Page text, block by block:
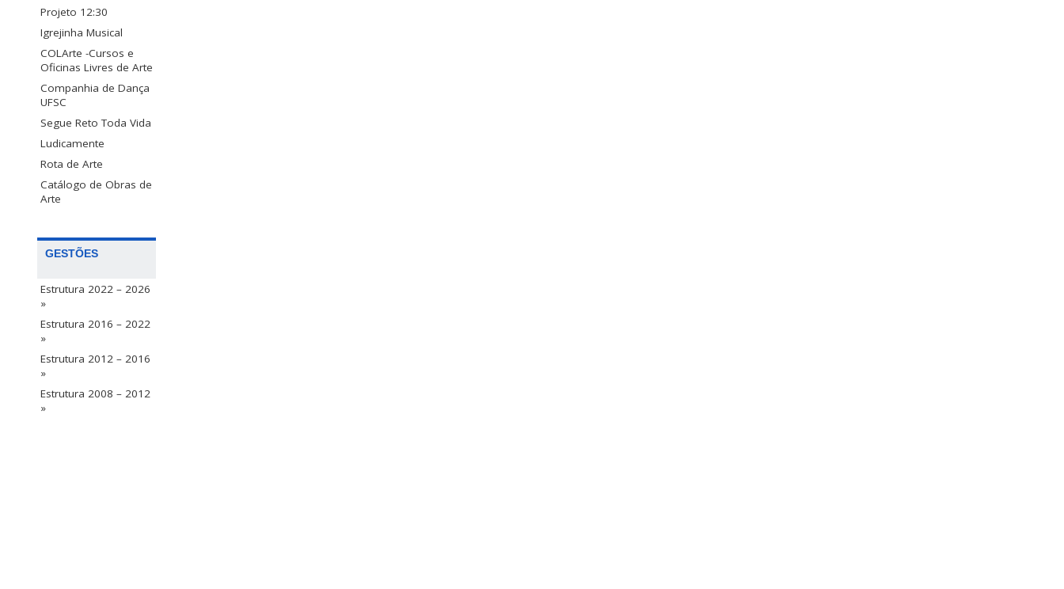
Projeto 12:30
Igrejinha Musical
COLArte -Cursos e
Oficinas Livres de Arte
Companhia de Dança
UFSC
Segue Reto Toda Vida
Ludicamente
Rota de Arte
Catálogo de Obras de
Arte
GESTÕES
Estrutura 2022 – 2026
»
Estrutura 2016 – 2022
»
Estrutura 2012 – 2016
»
Estrutura 2008 – 2012
»